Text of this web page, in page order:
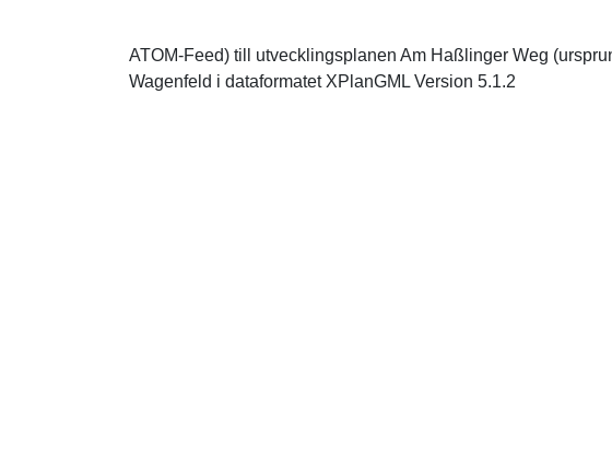
ATOM-Feed) till utvecklingsplanen Am Haßlinger Weg
Wagenfeld i dataformatet XPlanGML Version 5.1.2